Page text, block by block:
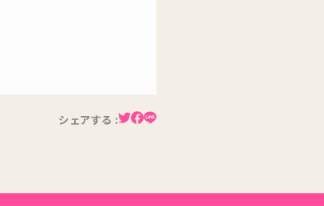
シェアする :